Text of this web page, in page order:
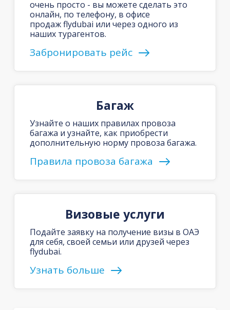
очень просто - вы можете сделать это
онлайн, по телефону, в офисе
продаж flydubai или через одного из
наших турагентов.
Забронировать рейс
Багаж
Узнайте о наших правилах провоза
багажа и узнайте, как приобрести
дополнительную норму провоза багажа.
Правила провоза багажа
Визовые услуги
Подайте заявку на получение визы в ОАЭ
для себя, своей семьи или друзей через
flydubai.
Узнать больше